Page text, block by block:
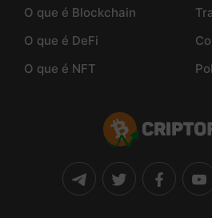
O que é Blockchain
O que é DeFi
O que é NFT